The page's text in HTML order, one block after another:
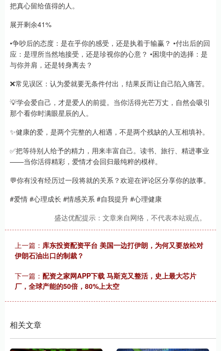
把真心留给值得的人。
展开剩余41%
•争吵后的态度：是在乎你的感受，还是执着于输赢？ •付出后的回
应：是理所当然地接受，还是珍视你的心意？ •困境中的选择：是
与你并肩，还是转身离去？
❌常见误区：认为爱就要无条件付出，结果反而让自己陷入痛苦。
💡学会爱自己，才是爱人的前提。当你活得光芒万丈，自然会吸引
那个看你时满眼星辰的人。
✨健康的爱，是两个完整的人相遇，不是两个残缺的人互相填补。
✅把等待别人给予的精力，用来丰富自己。读书、旅行、精进事业
——当你活得精彩，爱情才会回归最纯粹的模样。
💬你有没有经历过一段将就的关系？欢迎在评论区分享你的故事。
#爱情 #心理成长 #情感关系 #自我提升 #心理健康
盛达优配提示：文章来自网络，不代表本站观点。
上一篇： 库东投资配资平台 美国一边打伊朗，为何又要放松对
伊朗石油出口的制裁？
下一篇： 配资之家网APP下载 马斯克又整活，史上最大芯片
厂，全球产能的50倍，80%上太空
相关文章